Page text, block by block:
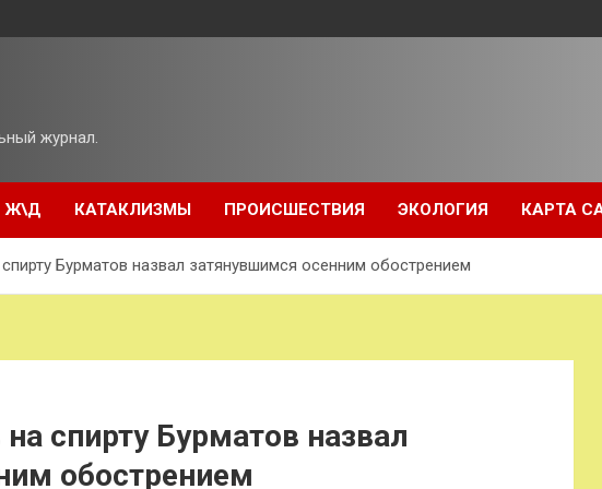
журнал.
Ж\Д КАТАКЛИЗМЫ ПРОИСШЕСТВИЯ ЭКОЛОГИЯ КАРТА
Бурматов назвал затянувшимся осенним обострением
спирту Бурматов назвал
обострением